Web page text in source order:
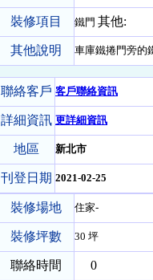
裝修項目 鐵門 其他:
其他說明 車庫鐵捲門旁的
聯絡客戶 客戶聯絡資訊
詳細資訊 更詳細資訊
地區 新北市
刊登日期 2021-02-25
裝修場地 住家-
裝修坪數 30 坪
聯絡時間 0